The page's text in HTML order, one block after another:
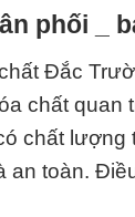
phối _
Đắc
chất
chất
an toàn.